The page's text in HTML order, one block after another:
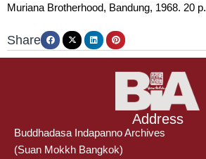
Muriana Brotherhood, Bandung, 1968. 20 p.
Share
Address
Buddhadasa Indapanno Archives
(Suan Mokkh Bangkok)